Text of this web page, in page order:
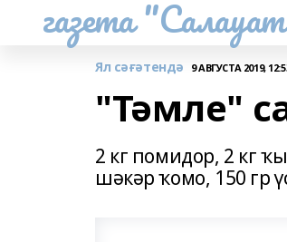
газета
Ял сәғәтендә 9 АВГУСТА 2019,
"Тәмле"
2 кг помидор, 2 кг
шәкәр ҡомо, 150 гр